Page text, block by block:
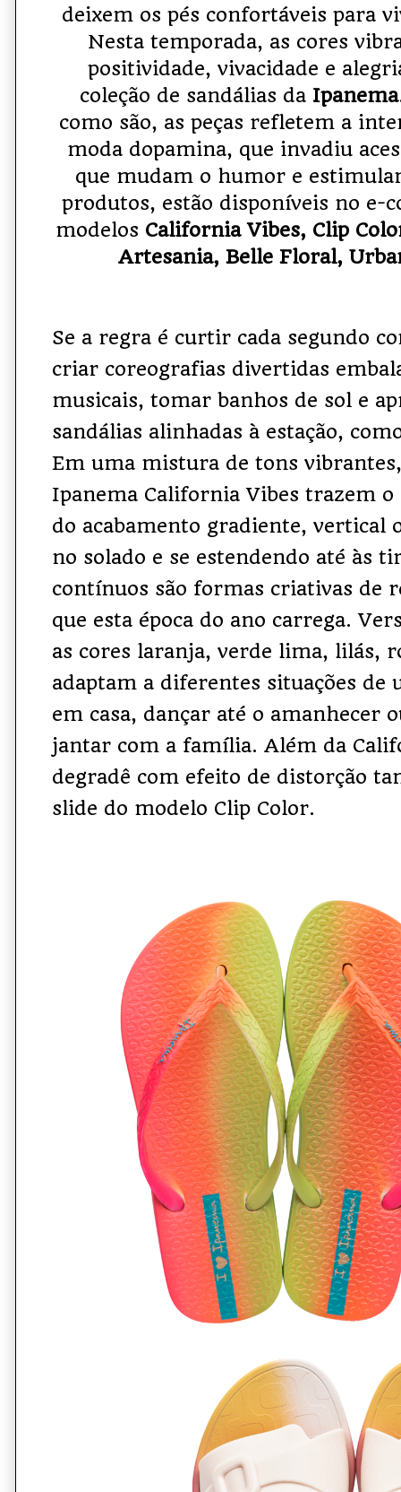
deixem os pés confortáveis para
Nesta temporada, as cores
positividade, vivacidade e
coleção de sandálias da Ipanema
como são, as peças refletem a
moda dopamina, que invadiu
que mudam o humor e
produtos, estão disponíveis no e-
modelos California Vibes, Clip
Artesania, Belle Floral,
Se a regra é curtir cada segundo
criar coreografias divertidas
musicais, tomar banhos de sol e
sandálias alinhadas à estação,
Em uma mistura de tons
Ipanema California Vibes trazem o
do acabamento gradiente, vertical
no solado e se estendendo até às
contínuos são formas criativas de
que esta época do ano carrega.
as cores laranja, verde lima, lilás,
adaptam a diferentes situações de
em casa, dançar até o amanhecer
jantar com a família. Além da
degradê com efeito de distorção
slide do modelo Clip Color.